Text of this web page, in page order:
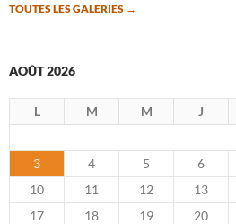
TOUTES LES GALERIES →
AOÛT 2026
L M M J
3
4 5 6
10
11 12 13
17
18 19 20